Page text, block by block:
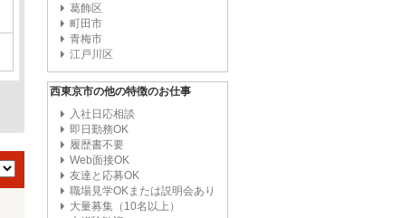
葛飾区
町田市
青梅市
江戸川区
西東京市の他の特徴のお仕事
入社日応相談
即日勤務OK
履歴書不要
Web面接OK
友達と応募OK
職場見学OKまたは説明会あり
大量募集（10名以上）